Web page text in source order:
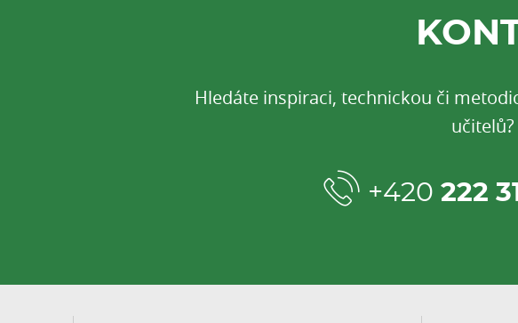
Hledáte inspiraci, technickou či
+420 222